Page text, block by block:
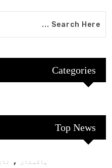
Categories
Top News
پاکستان ,